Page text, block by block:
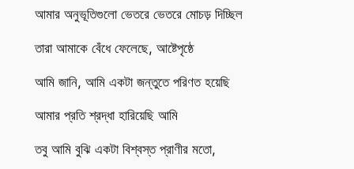
আমার অনুভূতিগুলো ভেতরে ভেতরে মোচড় দিচ্ছিল
তারা আমাকে বেঁধে ফেলেছে, আষ্টেপৃষ্ঠে
আমি জানি, আমি একটা জন্তুতে পরিণত হয়েছি
আমার প্রতি শ্রদ্ধা হারিয়েছি আমি
তবু আমি বুঝি একটা বিশ্বস্ত প্রাণীর মতো,